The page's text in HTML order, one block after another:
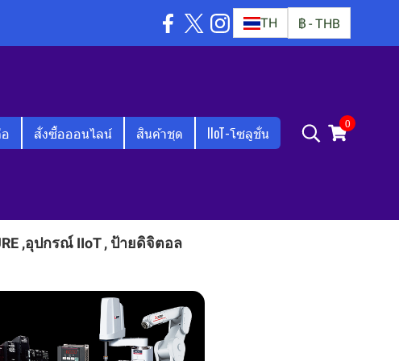
TH ฿ - THB
สั่งซื้อออนไลน์ สินค้าชุด IIoT-โซลูชั่น 0
,อุปกรณ์ IIoT , ป้ายดิจิตอล